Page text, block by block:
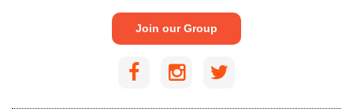
Join our Group